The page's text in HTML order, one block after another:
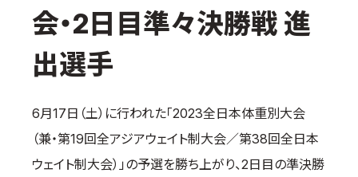
極真の歴史
極真会館のご案内
各委員会紹介
国際空手道連盟について
お知らせ
会・2日目準々決勝戦 進
出選手
6月17日（土）に行われた「2023全日本体重別大会
（兼・第19回全アジアウェイト制大会／第38回全日本
ウェイト制大会）」の予選を勝ち上がり、2日目の準決勝